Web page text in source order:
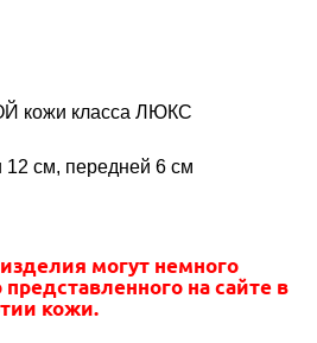
кожи класса ЛЮКС
12 см, передней 6 см
могут немного
на сайте в
кожи.